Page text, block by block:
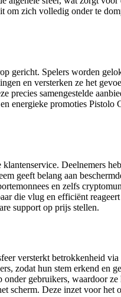
om zich volledig onder te
gericht. Spelers worden
en versterken ze het
samengestelde
energieke promoties
Deelnemers
geeft belang aan
en zelfs
die vlug en efficiënt
support op prijs stellen.
versterkt betrokkenheid
zodat hun stem erkend en
gebruikers, waardoor
scherm. Deze inzet voor